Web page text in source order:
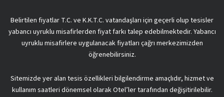
Belirtilen fiyatlar T.C. ve K.K.T.C. vatandaşları için geçerli olup tesisler
yabancı uyruklu misafirlerden fiyat farkı talep edebilmektedir. Yabancı
uyruklu misafirlere uygulanacak fiyatları çağrı merkezimizden
öğrenebilirsiniz.
Sitemizde yer alan tesis özellikleri bilgilendirme amaçlıdır, hizmet ve
kullanım saatleri dönemsel olarak Otel’ler tarafından değişitirilebilir.